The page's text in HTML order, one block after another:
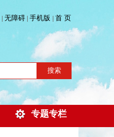
无障碍 手机版 首 页
搜索
专题专栏